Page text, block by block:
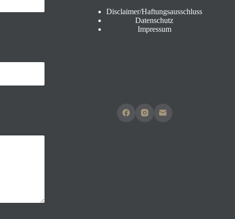
Disclaimer/Haftungsausschluss
Datenschutz
Impressum